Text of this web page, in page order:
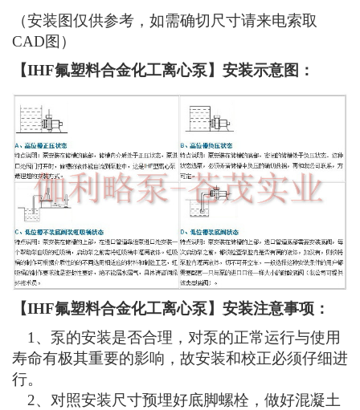
（安装图仅供参考，如需确切尺寸请来电索取
CAD图）
【IHF氟塑料合金化工离心泵】安装示意图：
【IHF氟塑料合金化工离心泵】安装注意事项：
1、泵的安装是否合理，对泵的正常运行与使用
寿命有极其重要的影响，故安装和校正必须仔细进
行。
2、对照安装尺寸预埋好底脚螺栓，做好混凝土